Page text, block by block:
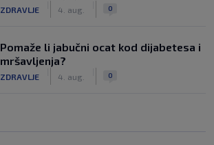
ZDRAVLJE 4. aug. 0
Pomaže li jabučni ocat kod dijabetesa i
mršavljenja?
ZDRAVLJE 4. aug. 0